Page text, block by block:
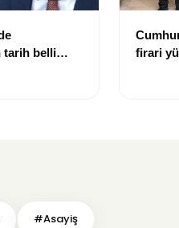
tarih belli
firari
#Asayiş